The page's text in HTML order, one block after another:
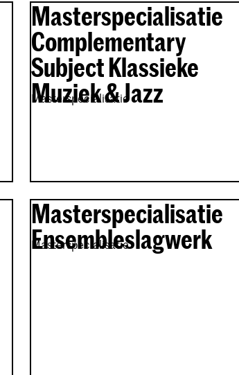
Masterspecialisatie
Complementary
Subject Klassieke
Muziek & Jazz
Masterspecialisatie
Masterspecialisatie
Ensembleslagwerk
Masterspecialisatie